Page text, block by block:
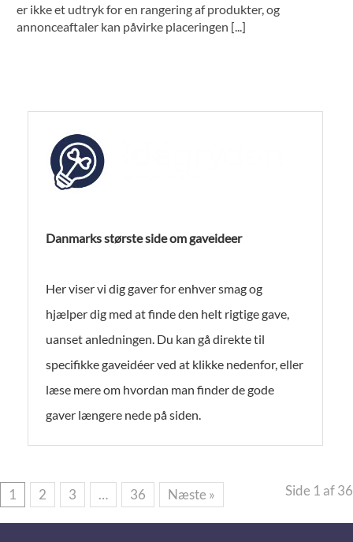
er ikke et udtryk for en rangering af produkter, og
annonceaftaler kan påvirke placeringen [...]
Danmarks største side om gaveideer
Her viser vi dig gaver for enhver smag og
hjælper dig med at finde den helt rigtige gave,
uanset anledningen. Du kan gå direkte til
specifikke gaveidéer ved at klikke nedenfor, eller
læse mere om hvordan man finder de gode
gaver længere nede på siden.
1 2 3 … 36 Næste » Side 1 af 36